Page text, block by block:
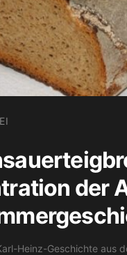
der
Heinz-Geschichte aus